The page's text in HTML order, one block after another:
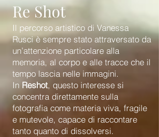
Re Shot
Il percorso artistico di Vanessa
Rusci è sempre stato attraversato da
un’attenzione particolare alla
memoria, al corpo e alle tracce che il
tempo lascia nelle immagini.
In Reshot, questo interesse si
concentra direttamente sulla
fotografia come materia viva, fragile
e mutevole, capace di raccontare
tanto quanto di dissolversi.